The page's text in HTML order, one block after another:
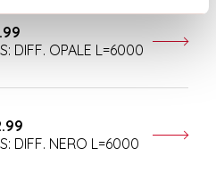
DIFF. OPALE L=6000
DIFF. NERO L=6000